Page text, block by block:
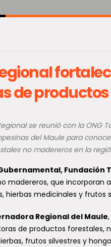
de
se reunió con la ONG
del Maule para
no madereros en la
Fundación
madereros, que incorporan
hierbas medicinales y frutos
Regional del Maule
de productos forestales,
frutos silvestres y
Aviso
viento
Lagos:
a los 90
Un
moderado
y...